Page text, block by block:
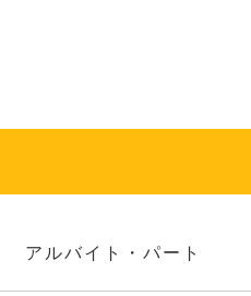
アルバイト・パート